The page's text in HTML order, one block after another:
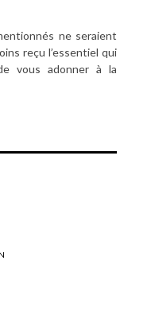
ne seraient
reçu l’essentiel qui
vous adonner à la